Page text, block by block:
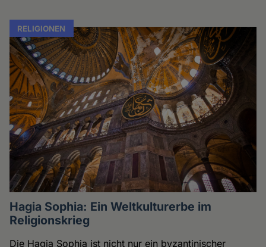
RELIGIONEN
Hagia Sophia: Ein Weltkulturerbe im
Religionskrieg
Die Hagia Sophia ist nicht nur ein byzantinischer